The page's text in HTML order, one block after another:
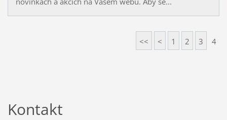
<< < 1 2 3 4
Kontakt